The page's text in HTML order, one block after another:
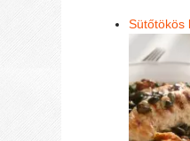
Sütőtökös